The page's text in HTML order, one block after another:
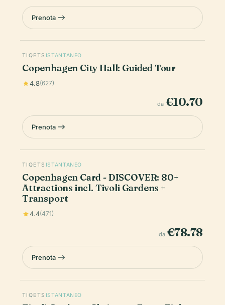
Prenota
TIQETS ISTANTANEO
Copenhagen City Hall: Guided Tour
4.8(627)
da €10.70
Prenota
TIQETS ISTANTANEO
Copenhagen Card - DISCOVER: 80+
Attractions incl. Tivoli Gardens +
Transport
4.4(471)
da €78.78
Prenota
TIQETS ISTANTANEO